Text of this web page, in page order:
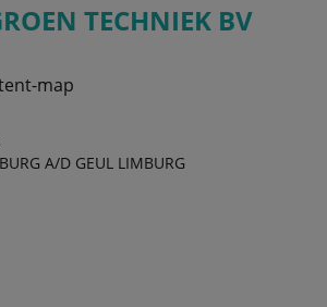
TECHNIEK BV
A/D GEUL LIMBURG